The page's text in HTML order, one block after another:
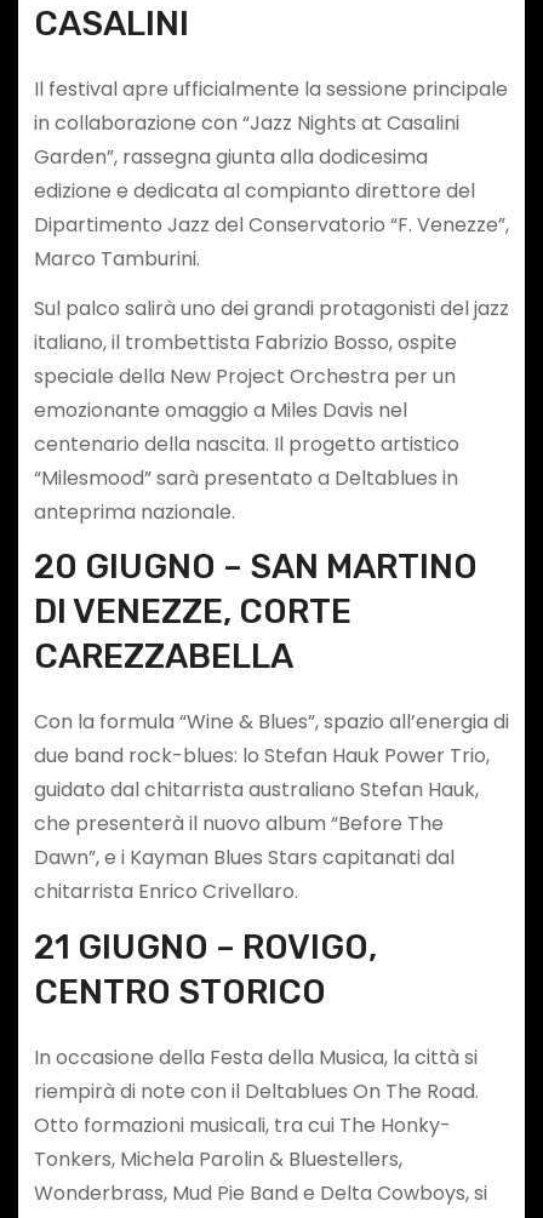
CASALINI
Il festival apre ufficialmente la sessione principale
in collaborazione con “Jazz Nights at Casalini
Garden”, rassegna giunta alla dodicesima
edizione e dedicata al compianto direttore del
Dipartimento Jazz del Conservatorio “F. Venezze”,
Marco Tamburini.
Sul palco salirà uno dei grandi protagonisti del jazz
italiano, il trombettista Fabrizio Bosso, ospite
speciale della New Project Orchestra per un
emozionante omaggio a Miles Davis nel
centenario della nascita. Il progetto artistico
“Milesmood” sarà presentato a Deltablues in
anteprima nazionale.
20 GIUGNO – SAN MARTINO
DI VENEZZE, CORTE
CAREZZABELLA
Con la formula “Wine & Blues”, spazio all’energia di
due band rock-blues: lo Stefan Hauk Power Trio,
guidato dal chitarrista australiano Stefan Hauk,
che presenterà il nuovo album “Before The
Dawn”, e i Kayman Blues Stars capitanati dal
chitarrista Enrico Crivellaro.
21 GIUGNO – ROVIGO,
CENTRO STORICO
In occasione della Festa della Musica, la città si
riempirà di note con il Deltablues On The Road.
Otto formazioni musicali, tra cui The Honky-
Tonkers, Michela Parolin & Bluestellers,
Wonderbrass, Mud Pie Band e Delta Cowboys, si